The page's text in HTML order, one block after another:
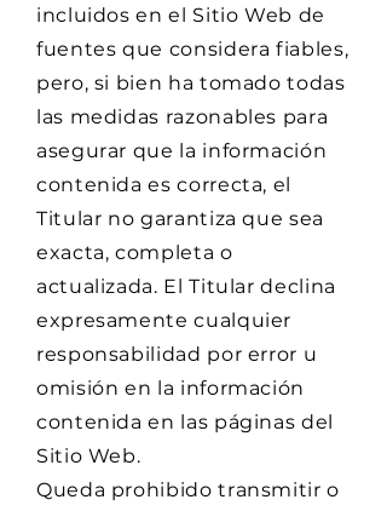
incluidos en el Sitio Web de
fuentes que considera fiables,
pero, si bien ha tomado todas
las medidas razonables para
asegurar que la información
contenida es correcta, el
Titular no garantiza que sea
exacta, completa o
actualizada. El Titular declina
expresamente cualquier
responsabilidad por error u
omisión en la información
contenida en las páginas del
Sitio Web.
Queda prohibido transmitir o